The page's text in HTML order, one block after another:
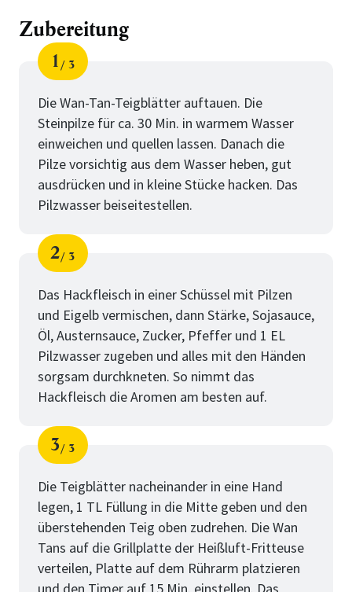
Zubereitung
Schritt
1
von
3
Die Wan-Tan-Teigblätter auftauen. Die
Steinpilze für ca. 30 Min. in warmem Wasser
einweichen und quellen lassen. Danach die
Pilze vorsichtig aus dem Wasser heben, gut
ausdrücken und in kleine Stücke hacken. Das
Pilzwasser beiseitestellen.
Schritt
2
von
3
Das Hackfleisch in einer Schüssel mit Pilzen
und Eigelb vermischen, dann Stärke, Sojasauce,
Öl, Austernsauce, Zucker, Pfeffer und 1 EL
Pilzwasser zugeben und alles mit den Händen
sorgsam durchkneten. So nimmt das
Hackfleisch die Aromen am besten auf.
Schritt
3
von
3
Die Teigblätter nacheinander in eine Hand
legen, 1 TL Füllung in die Mitte geben und den
überstehenden Teig oben zudrehen. Die Wan
Tans auf die Grillplatte der Heißluft-Fritteuse
verteilen, Platte auf dem Rührarm platzieren